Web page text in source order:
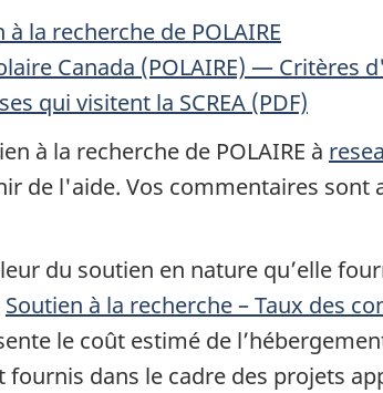
la recherche de POLAIRE
Canada (POLAIRE) — Critères
qui visitent la SCREA (PDF)
à la recherche de POLAIRE à
de l'aide. Vos commentaires sont
du soutien en nature qu’elle
Soutien à la recherche – Taux des
le coût estimé de
dans le cadre des projets